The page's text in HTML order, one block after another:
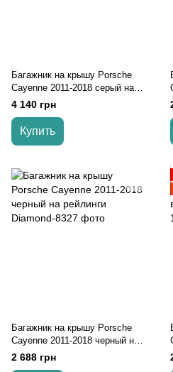
Багажник на крышу Porsche
Cayenne 2011-2018 серый на
рейлинги
4 140 грн
Купить
Багажник на крышу Porsche
Cayenne 2011-2018 черный на
рейлинги
2 688 грн